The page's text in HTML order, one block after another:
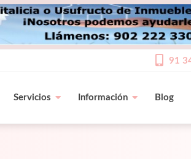
91
Servicios Información Blog